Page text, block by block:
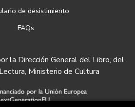
de desistimiento
FAQs
la Dirección General del Libro, del
Ministerio de Cultura